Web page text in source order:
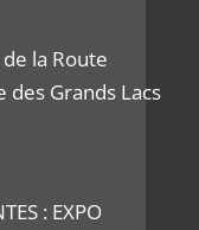
la Route
des Grands Lacs
: EXPO